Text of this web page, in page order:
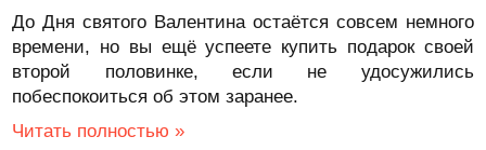
До Дня святого Валентина остаётся совсем немного
времени, но вы ещё успеете купить подарок своей
второй половинке, если не удосужились
побеспокоиться об этом заранее.
Читать полностью »